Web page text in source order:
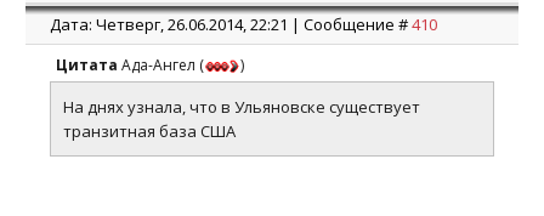
Дата: Четверг, 26.06.2014, 22:21 | Сообщение #410
Цитата Ада-Ангел ( )
На днях узнала, что в Ульяновске существует
транзитная база США